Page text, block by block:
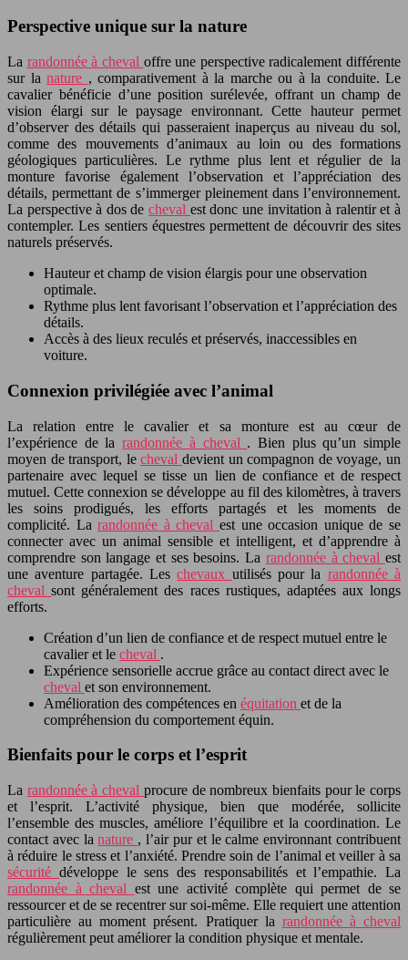
Perspective unique sur la nature
La randonnée à cheval offre une perspective radicalement différente
sur la nature , comparativement à la marche ou à la conduite. Le
cavalier bénéficie d’une position surélevée, offrant un champ de
vision élargi sur le paysage environnant. Cette hauteur permet
d’observer des détails qui passeraient inaperçus au niveau du sol,
comme des mouvements d’animaux au loin ou des formations
géologiques particulières. Le rythme plus lent et régulier de la
monture favorise également l’observation et l’appréciation des
détails, permettant de s’immerger pleinement dans l’environnement.
La perspective à dos decheval est donc une invitation à ralentir et à
contempler. Les sentiers équestres permettent de découvrir des sites
naturels préservés.
Hauteur et champ de vision élargis pour une observation
optimale.
Rythme plus lent favorisant l’observation et l’appréciation des
détails.
Accès à des lieux reculés et préservés, inaccessibles en
voiture.
Connexion privilégiée avec l’animal
La relation entre le cavalier et sa monture est au cœur de
l’expérience de larandonnée à cheval . Bien plus qu’un simple
moyen de transport, lechevaldevient un compagnon de voyage, un
partenaire avec lequel se tisse un lien de confiance et de respect
mutuel. Cette connexion se développe au fil des kilomètres, à travers
les soins prodigués, les efforts partagés et les moments de
complicité. Larandonnée à chevalest une occasion unique de se
connecter avec un animal sensible et intelligent, et d’apprendre à
comprendre son langage et ses besoins. La randonnée à chevalest
une aventure partagée. Leschevaux utilisés pour la randonnée à
chevalsont généralement des races rustiques, adaptées aux longs
efforts.
Création d’un lien de confiance et de respect mutuel entre le
cavalier et le cheval .
Expérience sensorielle accrue grâce au contact direct avec le
cheval et son environnement.
Amélioration des compétences en équitation et de la
compréhension du comportement équin.
Bienfaits pour le corps et l’esprit
La randonnée à cheval procure de nombreux bienfaits pour le corps
et l’esprit. L’activité physique, bien que modérée, sollicite
l’ensemble des muscles, améliore l’équilibre et la coordination. Le
contact avec lanature , l’air pur et le calme environnant contribuent
à réduire le stress et l’anxiété. Prendre soin de l’animal et veiller à sa
sécurité développe le sens des responsabilités et l’empathie. La
randonnée à cheval est une activité complète qui permet de se
ressourcer et de se recentrer sur soi-même. Elle requiert une attention
particulière au moment présent. Pratiquer la randonnée à cheval
régulièrement peut améliorer la condition physique et mentale.